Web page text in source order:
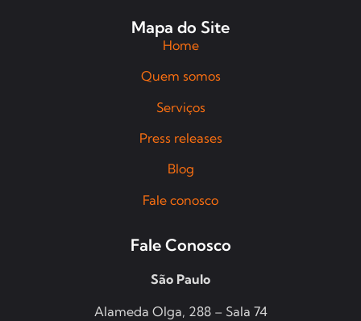
Mapa do Site
Home
Quem somos
Serviços
Press releases
Blog
Fale conosco
Fale Conosco
São Paulo
Alameda Olga, 288 – Sala 74